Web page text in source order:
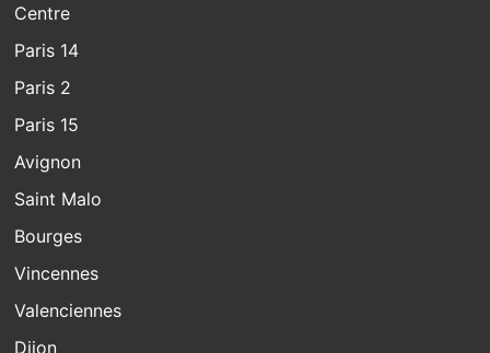
Centre
Paris 14
Paris 2
Paris 15
Avignon
Saint Malo
Bourges
Vincennes
Valenciennes
Dijon